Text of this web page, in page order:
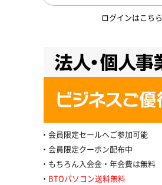
ログインはこちら
会員限定セールへご参加可能
会員限定クーポン配布中
もちろん入会金・年会費は無料
BTOパソコン送料無料